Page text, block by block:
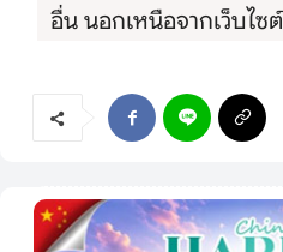
อื่น นอกเหนือจากเว็บไ